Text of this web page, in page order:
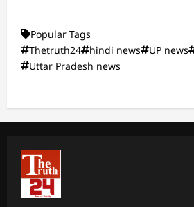
Popular Tags
Thetruth24
hindi news UP news
Uttar Pradesh news